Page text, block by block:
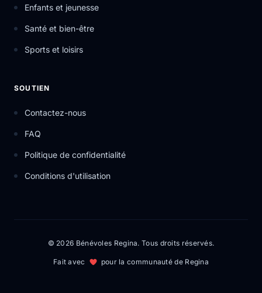
Enfants et jeunesse
Santé et bien-être
Sports et loisirs
SOUTIEN
Contactez-nous
FAQ
Politique de confidentialité
Conditions d'utilisation
© 2026 Bénévoles Regina. Tous droits réservés.
Fait avec pour la communauté de Regina